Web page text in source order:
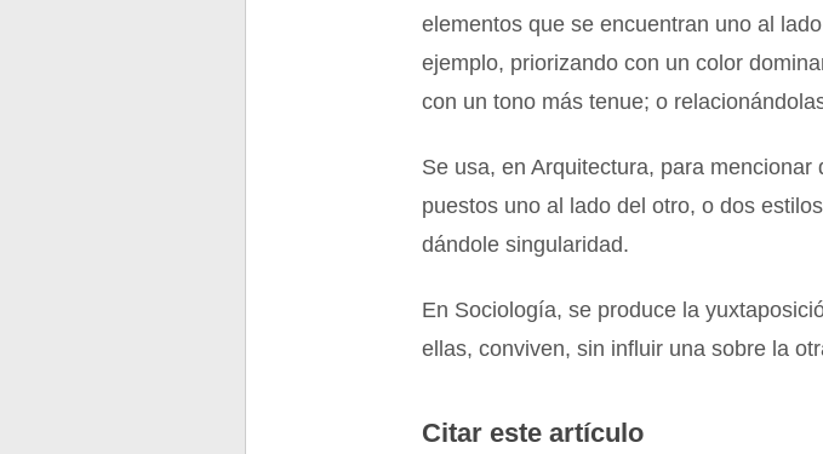
elementos que se encuentran uno al
ejemplo, priorizando con un color
con un tono más tenue; o
Se usa, en Arquitectura, para
puestos uno al lado del otro, o dos
dándole singularidad.
En Sociología, se produce la
ellas, conviven, sin influir una sobre la
Citar este artículo